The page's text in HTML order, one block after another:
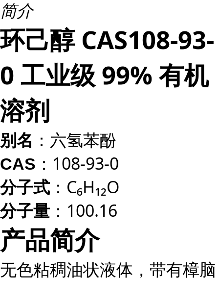
简介
环己醇 CAS108-93-
0 工业级 99% 有机
溶剂
别名 ：六氢苯酚
CAS ：108-93-0
分子式 ：C₆H₁₂O
分子量 ：100.16
产品简介
无色粘稠油状液体，带有樟脑